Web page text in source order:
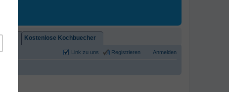
Kostenlose Kochbuecher
Anmelden
Registrieren
Link zu uns